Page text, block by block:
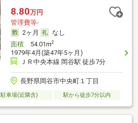
8.80万円
管理費等-
2ヶ月
なし
面積54.01m2
1979年4月(築47年5ヶ月)
ＪＲ中央本線 岡谷駅 徒歩7分
長野県岡谷市中央町１丁目
駐車場(近隣含) 駅から徒歩7分以内